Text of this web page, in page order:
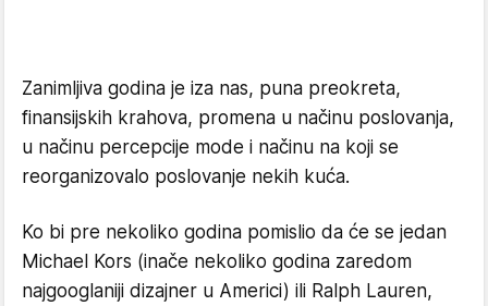
Zanimljiva godina je iza nas, puna preokreta,
finansijskih krahova, promena u načinu poslovanja,
u načinu percepcije mode i načinu na koji se
reorganizovalo poslovanje nekih kuća.
Ko bi pre nekoliko godina pomislio da će se jedan
Michael Kors (inače nekoliko godina zaredom
najgooglaniji dizajner u Americi) ili Ralph Lauren,